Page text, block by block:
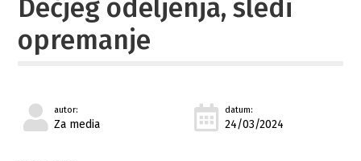
Dečjeg odeljenja, sledi
opremanje
autor:
Za media
datum:
24/03/2024